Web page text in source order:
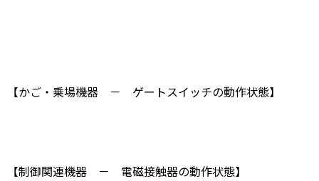
【かご・乗場機器 － ゲートスイッチの動作状態】
【制御関連機器 － 電磁接触器の動作状態】